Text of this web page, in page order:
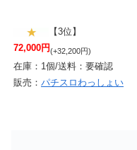
【3位】
72,000円(+32,200円)
在庫：1個/送料：要確認
販売： パチスロわっしょい